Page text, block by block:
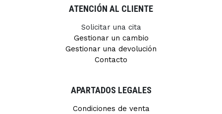
ATENCIÓN AL CLIENTE
Solicitar una cita
Gestionar un cambio
Gestionar una devolución
Contacto
APARTADOS LEGALES
Condiciones de venta